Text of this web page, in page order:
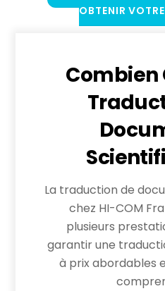
OBTENIR
Combien
La traduction de
chez HI-COM
plusieurs
garantir une
à prix abordables